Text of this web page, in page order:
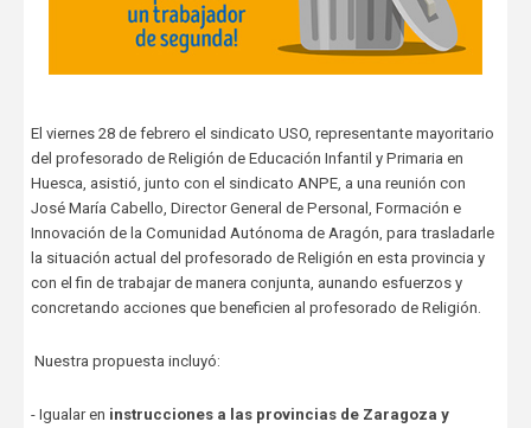
El viernes 28 de febrero el sindicato USO, representante mayoritario
del profesorado de Religión de Educación Infantil y Primaria en
Huesca, asistió, junto con el sindicato ANPE, a una reunión con
José María Cabello, Director General de Personal, Formación e
Innovación de la Comunidad Autónoma de Aragón, para trasladarle
la situación actual del profesorado de Religión en esta provincia y
con el fin de trabajar de manera conjunta, aunando esfuerzos y
concretando acciones que beneficien al profesorado de Religión.
Nuestra propuesta incluyó:
- Igualar en instrucciones a las provincias de Zaragoza y